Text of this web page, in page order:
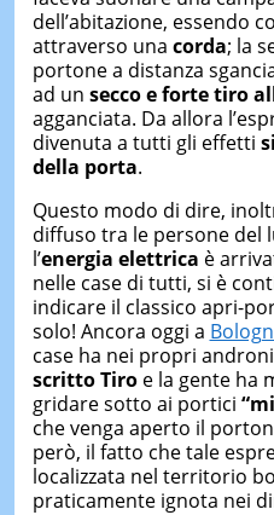
dell’abitazione, essendo
attraverso una corda; la
portone a distanza
ad un secco e forte tiro
agganciata. Da allora
divenuta a tutti gli effetti
della porta.
Questo modo di dire,
diffuso tra le persone del
l’energia elettrica è
nelle case di tutti, si è
indicare il classico apri-
solo! Ancora oggi a
case ha nei propri
scritto Tiroe la gente ha
gridare sotto ai portici
che venga aperto il
però, il fatto che tale
localizzata nel territorio
praticamente ignota nei